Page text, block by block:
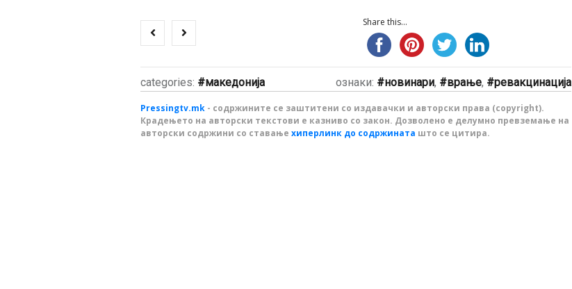
Share this...
categories: македонија ознаки: новинари, врање, ревакцинација
Pressingtv.mk - содржините се заштитени со издавачки и авторски права (copyright).
Крадењето на авторски текстови е казниво со закон. Дозволено е делумно превземање на
авторски содржини со ставање хиперлинк до содржината што се цитира.